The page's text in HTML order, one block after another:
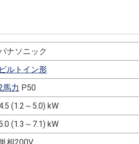
ナソニック
ビルトイン形
馬力 P50
(1.2～5.0) kW
(1.3～7.1) kW